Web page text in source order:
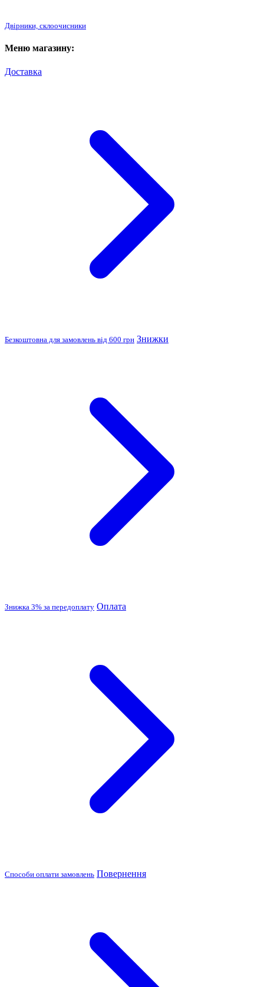
Двірники, склоочисники
Меню магазину:
Доставка
Безкоштовна для замовлень від 600 грн Знижки
Знижка 3% за передоплату Оплата
Способи оплати замовлень Повернення